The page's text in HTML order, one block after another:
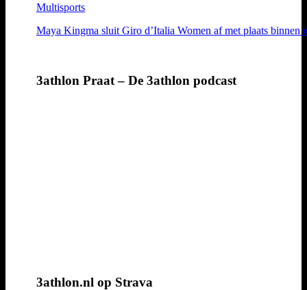
Multisports
Maya Kingma sluit Giro d’Italia Women af met plaats binnen
3athlon Praat – De 3athlon podcast
3athlon.nl op Strava